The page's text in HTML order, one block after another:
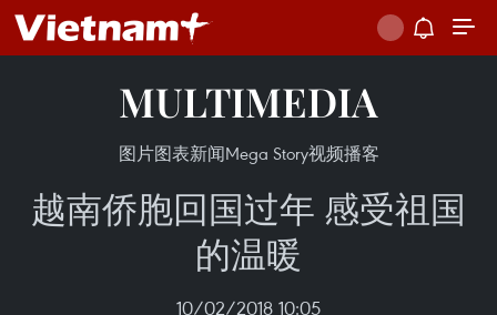
MULTIMEDIA
图片图表新闻Mega Story视频播客
越南侨胞回国过年 感受祖国
的温暖
10/02/2018 10:05